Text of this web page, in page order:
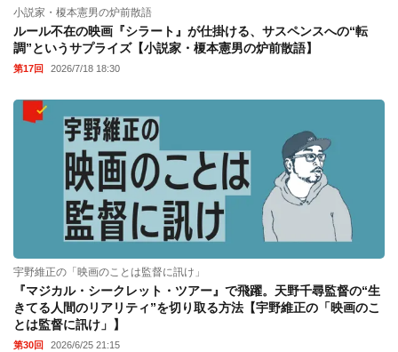
小説家・榎本憲男の炉前散語
ルール不在の映画『シラート』が仕掛ける、サスペンスへの“転
調”というサプライズ【小説家・榎本憲男の炉前散語】
第17回 2026/7/18 18:30
宇野維正の「映画のことは監督に訊け」
『マジカル・シークレット・ツアー』で飛躍。天野千尋監督の“生
きてる人間のリアリティ”を切り取る方法【宇野維正の「映画のこ
とは監督に訊け」】
第30回 2026/6/25 21:15